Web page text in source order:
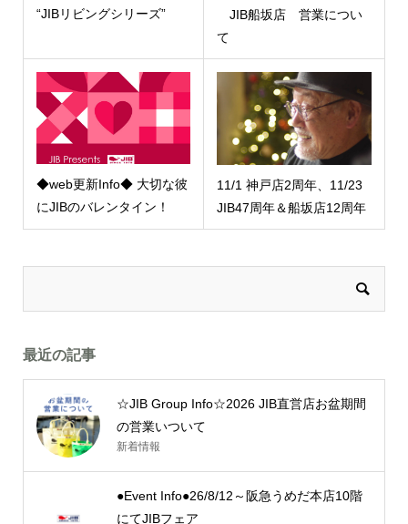
“JIBリビングシリーズ”
JIB船坂店 営業につい
て
◆web更新Info◆ 大切な彼
にJIBのバレンタイン！
11/1 神戸店2周年、11/23
JIB47周年＆船坂店12周年
最近の記事
☆JIB Group Info☆2026 JIB直営店お盆期間
の営業いついて
新着情報
●Event Info●26/8/12～阪急うめだ本店10階
にてJIBフェア